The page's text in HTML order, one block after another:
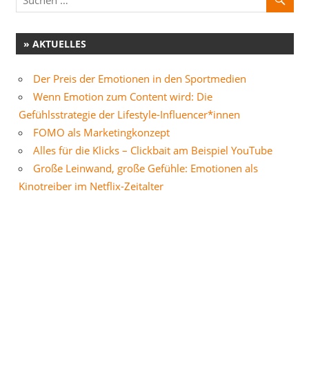
» AKTUELLES
Der Preis der Emotionen in den Sportmedien
Wenn Emotion zum Content wird: Die
Gefühlsstrategie der Lifestyle-Influencer*innen
FOMO als Marketingkonzept
Alles für die Klicks – Clickbait am Beispiel YouTube
Große Leinwand, große Gefühle: Emotionen als
Kinotreiber im Netflix-Zeitalter